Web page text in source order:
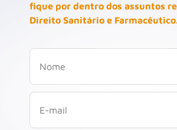
fique por dentro dos assuntos
Direito Sanitário e